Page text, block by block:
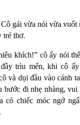
gái vừa nói vừa vuốt
trẻ thơ.
khích!” cô ấy nói
trìu mến, khi cô
và dụi đầu vào cánh
bước đi nhẹ nhàng,
có chiếc móc ngớ